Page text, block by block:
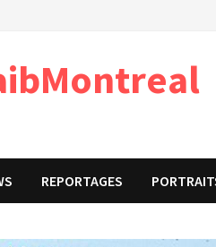
REPORTAGES